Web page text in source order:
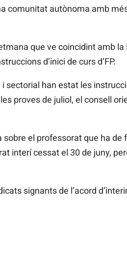
comunitat autònoma amb
que ve coincidint amb
d’inici de curs d’FP.
han estat les
proves de juliol, el consell
el professorat que ha de
interí cessat el 30 de juny,
signants de l’acord